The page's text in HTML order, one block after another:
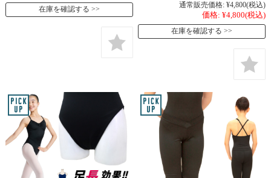
在庫を確認する
通常販売価格: ¥4,800(税込)
価格: ¥4,800(税込)
在庫を確認する